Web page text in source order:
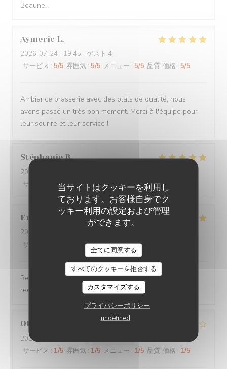
当サイトはクッキーを利用し
ております。お客様自身でク
ッキー利用の設定および管理
ができます。
全てに同意する
すべてのクッキーを拒否する
カスタマイズする
プライバシーポリシー
undefined
Beaune.
Aymeric L
2026-07-24 - 19:45 - ゲスト 4
サービス : 5/5 雰囲気 : 5/5 メニュー : 5/5 品質-価格 : 5/5
Ambiance brasserie avec des plats de qualité, nous
avons passé un très bon moment. Merci à l'équipe pour
leur sourire et leur service !
Stéphanie B
2026-08-04
サービス
/5 雰囲気 : 5/5 メニュー:5/5 品質-価格
Emeline L
2026-08-04
サービス
雰囲気:5/5 メニュー:5/5
Restaurant très sympathique et authentique je
recommande, personnel aux petits soins
Olivier
2026-08-03
サービス : 1/5 雰囲気 : 1/5 メニュー : 1/5 品質-価格 : 1/5
BISTROT ROSETTE